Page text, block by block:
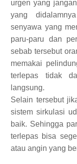
urgen yang
yang
senyawa yang
paru-paru dan
sebab tersebut
memakai
terlepas tidak
langsung.
Selain tersebut
sistem sirkulasi
baik. Sehingga
terlepas bisa
atau angin yang